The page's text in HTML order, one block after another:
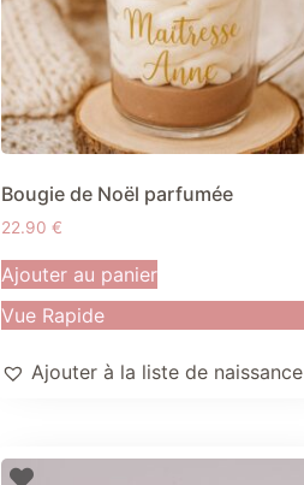
Bougie de Noël parfumée
22.90 €
Ajouter au panier
Vue Rapide
Ajouter à la liste de naissance